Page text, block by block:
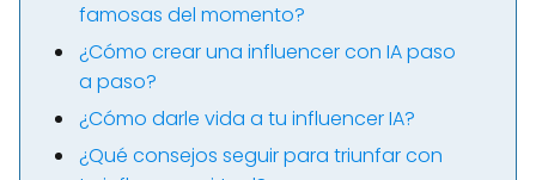
famosas del momento?
¿Cómo crear una influencer con IA paso
a paso?
¿Cómo darle vida a tu influencer IA?
¿Qué consejos seguir para triunfar con